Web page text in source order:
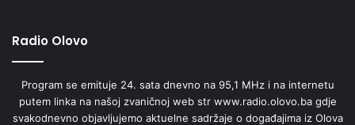
Radio Olovo
Program se emituje 24. sata dnevno na 95,1 MHz i na internetu
putem linka na našoj zvaničnoj web str www.radio.olovo.ba gdje
svakodnevno objavljujemo aktuelne sadržaje o događajima iz Olova